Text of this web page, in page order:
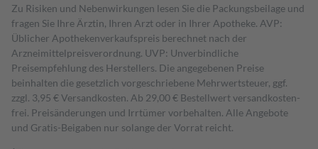
Zu Risiken und Nebenwirkungen lesen Sie die Packungsbeilage und
fragen Sie Ihre Ärztin, Ihren Arzt oder in Ihrer Apotheke. AVP:
Üblicher Apothekenverkaufspreis berechnet nach der
Arzneimittelpreisverordnung. UVP: Unverbindliche
Preisempfehlung des Herstellers. Die angegebenen Preise
beinhalten die gesetzlich vorgeschriebene Mehrwertsteuer, ggf.
zzgl. 3,95 € Versandkosten. Ab 29,00 € Bestell­wert versand­kosten­
frei. Preisänderungen und Irrtümer vorbehalten. Alle Angebote
und Gratis-Beigaben nur solange der Vorrat reicht.